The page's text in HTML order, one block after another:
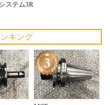
システム3R
キング